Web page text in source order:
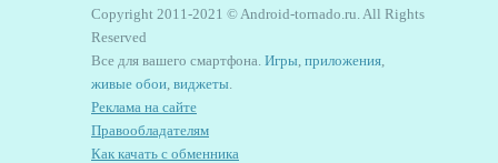
Copyright 2011-2021 © Android-tornado.ru. All Rights
Reserved
Все для вашего смартфона. Игры, приложения,
живые обои, виджеты.
Реклама на сайте
Правообладателям
Как качать с обменника